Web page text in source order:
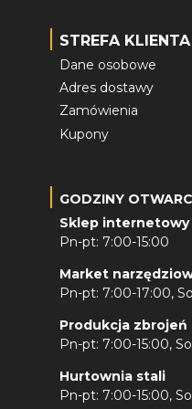
STREFA KLIENTA
Dane osobowe
Adres dostawy
Zamówienia
Kupony
GODZINY
Sklep internetowy
Pn-pt: 7:00-15:00
Market
Pn-pt: 7:00-17:00,
Produkcja
Pn-pt: 7:00-15:00,
Hurtownia stali
Pn-pt: 7:00-15:00,